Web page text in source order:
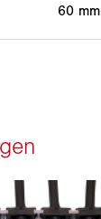
60 mm